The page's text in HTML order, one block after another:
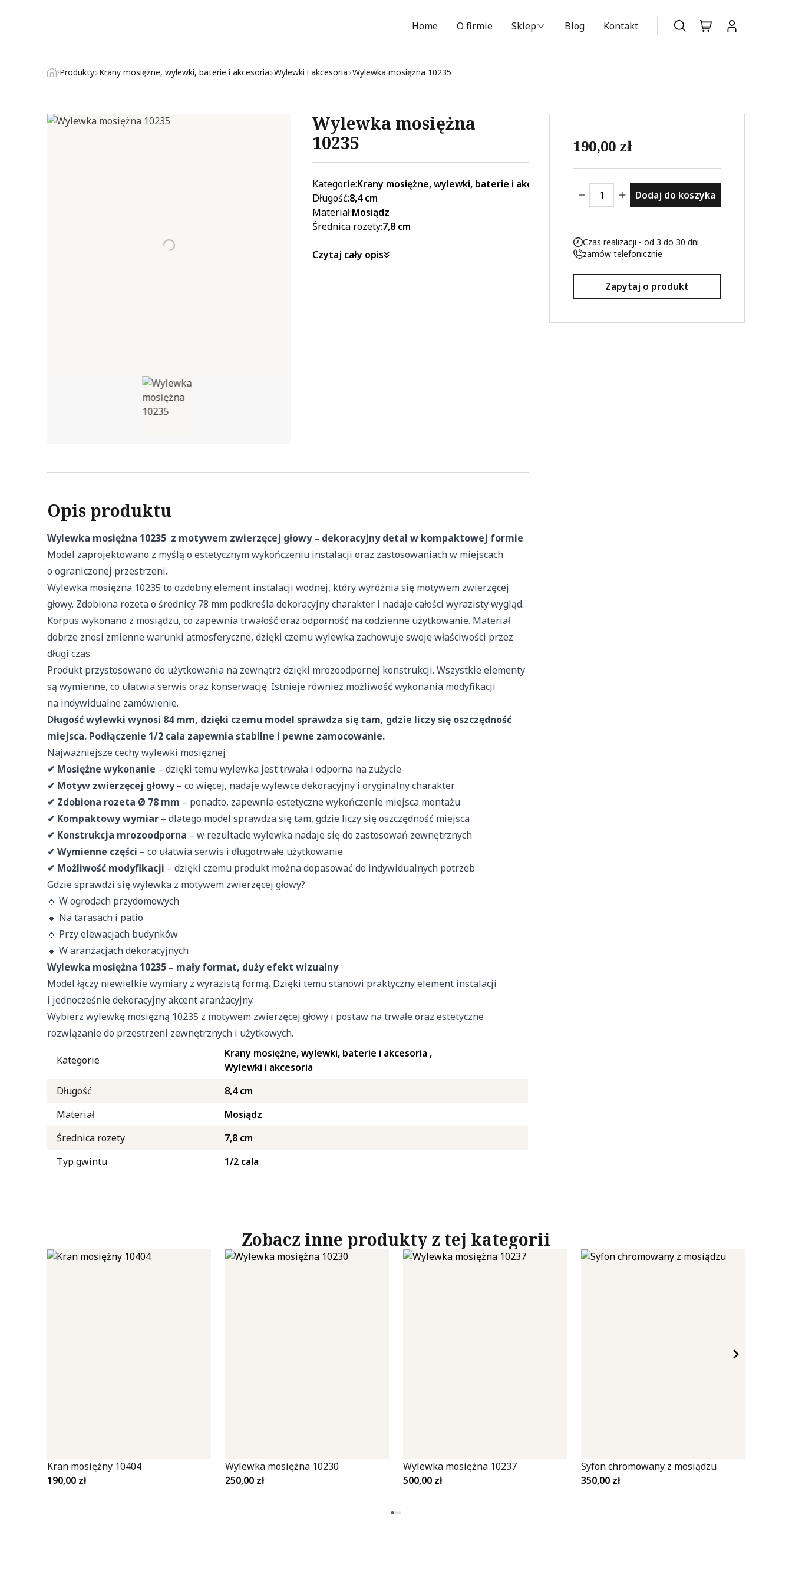
Home O firmie Sklep Blog Kontakt
Produkty Krany mosiężne, wylewki, baterie i akcesoria Wylewki i akcesoria Wylewka mosiężna 10235
Wylewka mosiężna
10235
Kategorie:Krany mosiężne, wylewki, baterie i akcesoria, Wylewki i akcesoria
Długość:8,4 cm
Materiał:Mosiądz
Średnica rozety:7,8 cm
Czytaj cały opis
190,00 zł
ilość Wylewka mosiężna 10235
Dodaj do koszyka
Czas realizacji - od 3 do 30 dni
zamów telefonicznie
Zapytaj o produkt
Opis produktu
Wylewka mosiężna 10235 z motywem zwierzęcej głowy – dekoracyjny detal w kompaktowej formie
Model zaprojektowano z myślą o estetycznym wykończeniu instalacji oraz zastosowaniach w miejscach
o ograniczonej przestrzeni.
Wylewka mosiężna 10235 to ozdobny element instalacji wodnej, który wyróżnia się motywem zwierzęcej
głowy. Zdobiona rozeta o średnicy 78 mm podkreśla dekoracyjny charakter i nadaje całości wyrazisty wygląd.
Korpus wykonano z mosiądzu, co zapewnia trwałość oraz odporność na codzienne użytkowanie. Materiał
dobrze znosi zmienne warunki atmosferyczne, dzięki czemu wylewka zachowuje swoje właściwości przez
długi czas.
Produkt przystosowano do użytkowania na zewnątrz dzięki mrozoodpornej konstrukcji. Wszystkie elementy
są wymienne, co ułatwia serwis oraz konserwację. Istnieje również możliwość wykonania modyfikacji
na indywidualne zamówienie.
Długość wylewki wynosi 84 mm, dzięki czemu model sprawdza się tam, gdzie liczy się oszczędność
miejsca. Podłączenie 1/2 cala zapewnia stabilne i pewne zamocowanie.
Najważniejsze cechy wylewki mosiężnej
✔ Mosiężne wykonanie – dzięki temu wylewka jest trwała i odporna na zużycie
✔ Motyw zwierzęcej głowy– co więcej, nadaje wylewce dekoracyjny i oryginalny charakter
✔ Zdobiona rozeta Ø 78 mm – ponadto, zapewnia estetyczne wykończenie miejsca montażu
✔ Kompaktowy wymiar – dlatego model sprawdza się tam, gdzie liczy się oszczędność miejsca
✔ Konstrukcja mrozoodporna – w rezultacie wylewka nadaje się do zastosowań zewnętrznych
✔ Wymienne części – co ułatwia serwis i długotrwałe użytkowanie
✔ Możliwość modyfikacji – dzięki czemu produkt można dopasować do indywidualnych potrzeb
Gdzie sprawdzi się wylewka z motywem zwierzęcej głowy?
🔹 W ogrodach przydomowych
🔹 Na tarasach i patio
🔹 Przy elewacjach budynków
🔹 W aranżacjach dekoracyjnych
Wylewka mosiężna 10235 – mały format, duży efekt wizualny
Model łączy niewielkie wymiary z wyrazistą formą. Dzięki temu stanowi praktyczny element instalacji
i jednocześnie dekoracyjny akcent aranżacyjny.
Wybierz wylewkę mosiężną 10235 z motywem zwierzęcej głowy i postaw na trwałe oraz estetyczne
rozwiązanie do przestrzeni zewnętrznych i użytkowych.
Kategorie
Krany mosiężne, wylewki, baterie i akcesoria
Wylewki i akcesoria
Długość
8,4 cm
Materiał
Mosiądz
Średnica rozety
7,8 cm
Typ gwintu
1/2 cala
Imię i nazwisko
E-mail
Telefon
Treść
Wyrażam zgodę na przetwarzanie przez firmę PATCH POLSKA SPÓŁKA Z O.O. moich danych osobowych zgodnie z przepisami o
ochronie danych osobowych w związku z udzieleniem odpowiedzi na zapytanie wysłane przez formularz kontaktowy.
Zobacz inne produkty z tej kategorii
Kran mosiężny 10404
190,00 zł
Wylewka mosiężna 10230
250,00 zł
Wylewka mosiężna 10237
500,00 zł
Syfon chromowany z mosiądzu
350,00 zł
Wykorzystujemy pliki cookie do spersonalizowania treści i reklam, aby oferować funkcje społecznościowe i analizować ruch
w naszej witrynie. Informacje o tym, jak korzystasz z naszej witryny, udostępniamy partnerom społecznościowym,
reklamowym i analitycznym. Partnerzy mogą połączyć te informacje z innymi danymi otrzymanymi od Ciebie lub
uzyskanymi podczas korzystania z ich usług.
Niezbędne
Niezbędne pliki cookie mają kluczowe znaczenie dla podstawowych funkcji witryny i witryna nie będzie działać w
zamierzony sposób bez nich. Te pliki cookie nie przechowują żadnych danych umożliwiających identyfikację osoby.
Preferencje
Pliki cookie dotyczące preferencji umożliwiają stronie zapamiętanie informacji, które zmieniają wygląd lub funkcjonowanie
strony, np. preferowany język lub region, w którym znajduje się użytkownik.
Statystyka
Statystyczne pliki cookie pomagają właścicielem stron internetowych zrozumieć, w jaki sposób różni użytkownicy
Marketing
Marketingowe pliki cookie stosowane są w celu śledzenia użytkowników na stronach internetowych. Celem jest
wyświetlanie reklam, które są istotne i interesujące dla poszczególnych użytkowników i tym samym bardziej cenne dla
wydawców i reklamodawców strony trzeciej.
Nieklasyfikowane
Nieklasyfikowane pliki cookie, to pliki, które są w procesie klasyfikowania, wraz z dostawcami poszczególnych ciasteczek.
Odrzuć